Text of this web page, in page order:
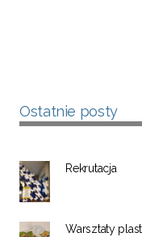
Ostatnie posty
Rekrutacja
Warsztaty